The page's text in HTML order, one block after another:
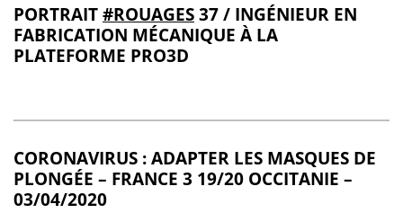
PORTRAIT#ROUAGES37 / INGÉNIEUR EN
FABRICATION MÉCANIQUE À LA
PLATEFORME PRO3D
CORONAVIRUS : ADAPTER LES MASQUES DE
PLONGÉE – FRANCE 3 19/20 OCCITANIE –
03/04/2020